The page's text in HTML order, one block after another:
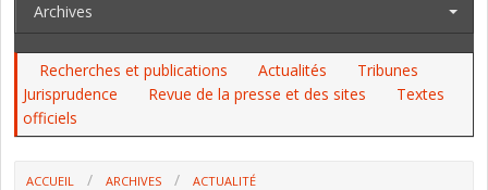
Archives
Recherches et publications Actualités
Tribunes
Jurisprudence
Revue de la presse et des sites
Textes
officiels
ACCUEIL ARCHIVES
ACTUALITÉ